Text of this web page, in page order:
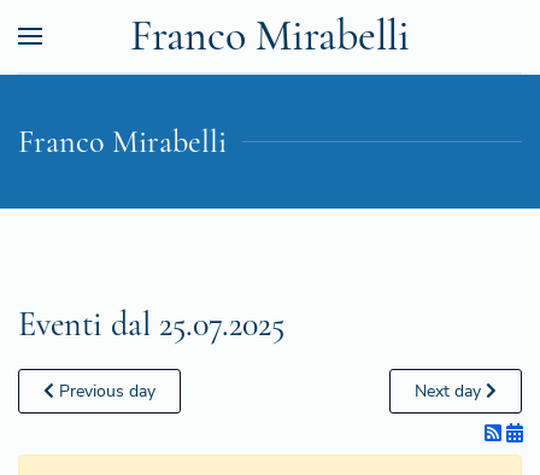
Franco Mirabelli
Franco Mirabelli
Eventi dal 25.07.2025
Previous day Next day